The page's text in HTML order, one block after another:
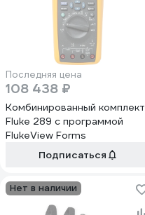
Последняя цена
108 438 ₽
Комбинированный комплект
Fluke 289 с программой
FlukeView Forms
Подписаться
Нет в наличии